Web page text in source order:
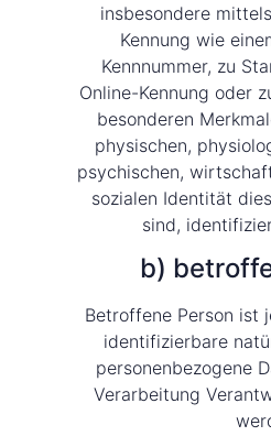
insbesondere
Kennung wie
Kennnummer, zu
Online-Kennung oder
besonderen
physischen,
psychischen,
sozialen Identität
sind,
b)
Betroffene Person ist
identifizierbare
personenbezogene
Verarbeitung